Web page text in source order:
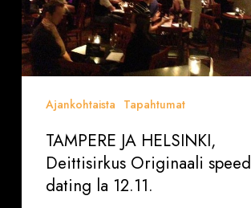
Deittisirkus
Originaali
speed
dating
Ajankohtaista Tapahtumat
TAMPERE JA HELSINKI,
Deittisirkus Originaali speed
dating la 12.11.